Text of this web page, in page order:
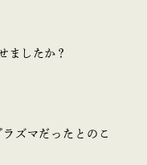
ましたか？
ズマだったとのこ